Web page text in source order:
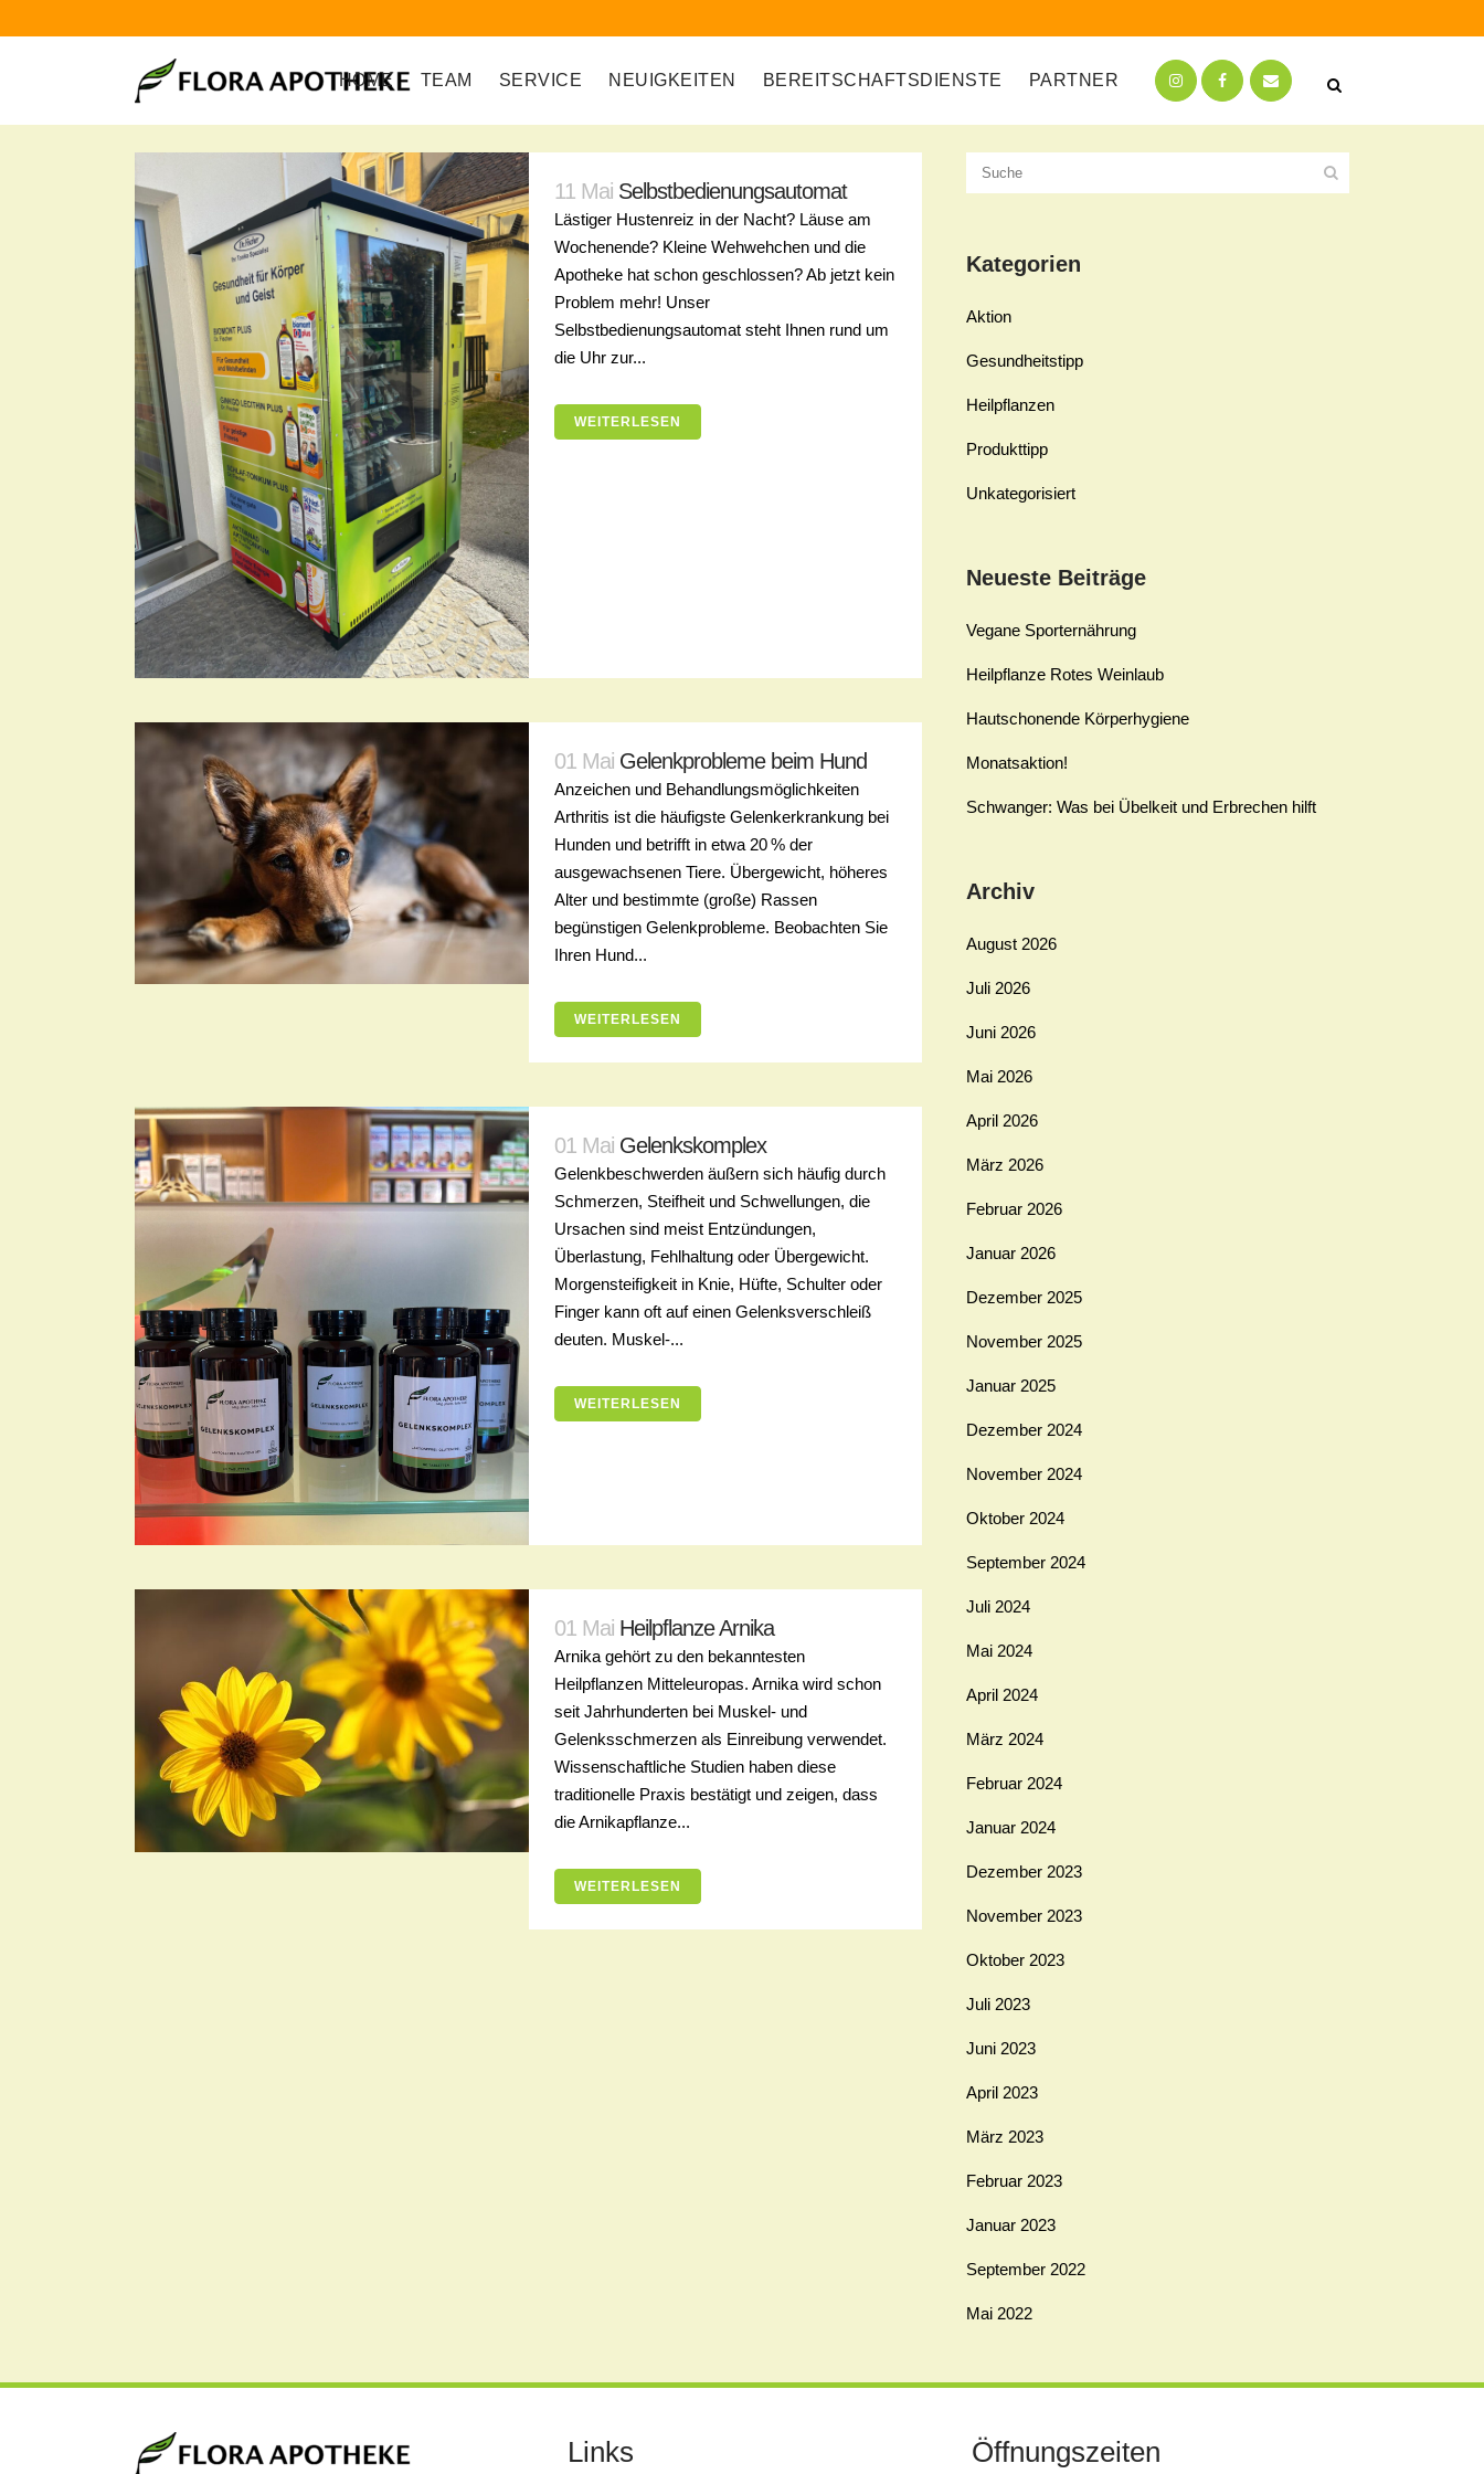
HOME TEAM SERVICE NEUIGKEITEN BEREITSCHAFTSDIENSTE PARTNER
11 Mai Selbstbedienungsautomat
Lästiger Hustenreiz in der Nacht? Läuse am
Wochenende? Kleine Wehwehchen und die
Apotheke hat schon geschlossen? Ab jetzt kein
Problem mehr! Unser
Selbstbedienungsautomat steht Ihnen rund um
die Uhr zur...
WEITERLESEN
01 Mai Gelenkprobleme beim Hund
Anzeichen und Behandlungsmöglichkeiten
Arthritis ist die häufigste Gelenkerkrankung bei
Hunden und betrifft in etwa 20 % der
ausgewachsenen Tiere. Übergewicht, höheres
Alter und bestimmte (große) Rassen
begünstigen Gelenkprobleme. Beobachten Sie
Ihren Hund...
WEITERLESEN
01 Mai Gelenkskomplex
Gelenkbeschwerden äußern sich häufig durch
Schmerzen, Steifheit und Schwellungen, die
Ursachen sind meist Entzündungen,
Überlastung, Fehlhaltung oder Übergewicht.
Morgensteifigkeit in Knie, Hüfte, Schulter oder
Finger kann oft auf einen Gelenksverschleiß
deuten. Muskel-...
WEITERLESEN
01 Mai Heilpflanze Arnika
Arnika gehört zu den bekanntesten
Heilpflanzen Mitteleuropas. Arnika wird schon
seit Jahrhunderten bei Muskel- und
Gelenksschmerzen als Einreibung verwendet.
Wissenschaftliche Studien haben diese
traditionelle Praxis bestätigt und zeigen, dass
die Arnikapflanze...
WEITERLESEN
Kategorien
Aktion
Gesundheitstipp
Heilpflanzen
Produkttipp
Unkategorisiert
Neueste Beiträge
Vegane Sporternährung
Heilpflanze Rotes Weinlaub
Hautschonende Körperhygiene
Monatsaktion!
Schwanger: Was bei Übelkeit und Erbrechen hilft
Archiv
August 2026
Juli 2026
Juni 2026
Mai 2026
April 2026
März 2026
Februar 2026
Januar 2026
Dezember 2025
November 2025
Januar 2025
Dezember 2024
November 2024
Oktober 2024
September 2024
Juli 2024
Mai 2024
April 2024
März 2024
Februar 2024
Januar 2024
Dezember 2023
November 2023
Oktober 2023
Juli 2023
Juni 2023
April 2023
März 2023
Februar 2023
Januar 2023
September 2022
Mai 2022
Links Öffnungszeiten